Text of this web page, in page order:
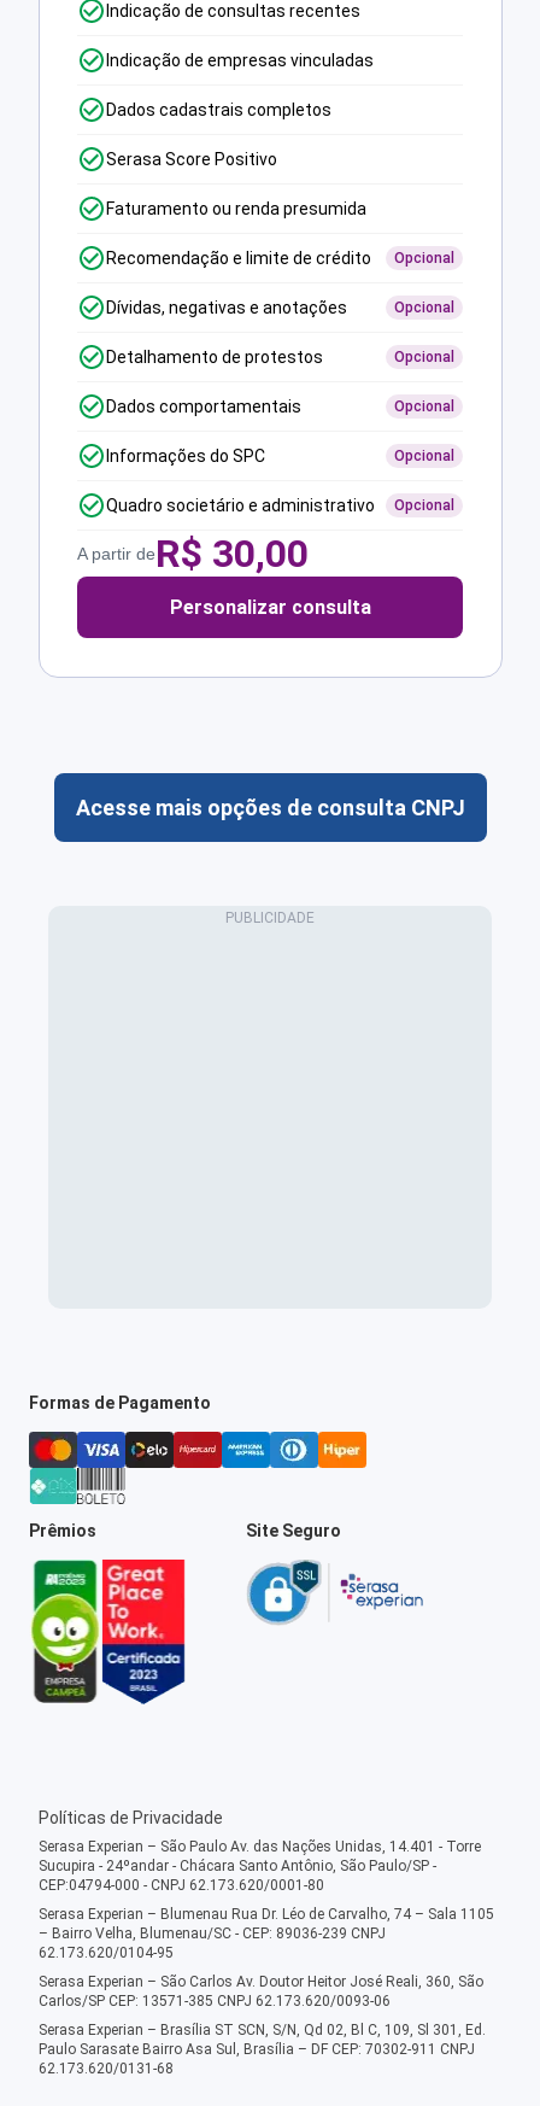
Indicação de consultas recentes
Indicação de empresas vinculadas
Dados cadastrais completos
Serasa Score Positivo
Faturamento ou renda presumida
Recomendação e limite de crédito Opcional
Dívidas, negativas e anotações Opcional
Detalhamento de protestos Opcional
Dados comportamentais Opcional
Informações do SPC Opcional
Quadro societário e administrativo Opcional
A partir deR$ 30,00
Personalizar consulta
Acesse mais opções de consulta CNPJ
Formas de Pagamento
Prêmios Site Seguro
Políticas de Privacidade
Serasa Experian – São Paulo Av. das Nações Unidas, 14.401 - Torre
Sucupira - 24ºandar - Chácara Santo Antônio, São Paulo/SP -
CEP:04794-000 - CNPJ 62.173.620/0001-80
Serasa Experian – Blumenau Rua Dr. Léo de Carvalho, 74 – Sala 1105
– Bairro Velha, Blumenau/SC - CEP: 89036-239 CNPJ
62.173.620/0104-95
Serasa Experian – São Carlos Av. Doutor Heitor José Reali, 360, São
Carlos/SP CEP: 13571-385 CNPJ 62.173.620/0093-06
Serasa Experian – Brasília ST SCN, S/N, Qd 02, Bl C, 109, Sl 301, Ed.
Paulo Sarasate Bairro Asa Sul, Brasília – DF CEP: 70302-911 CNPJ
62.173.620/0131-68